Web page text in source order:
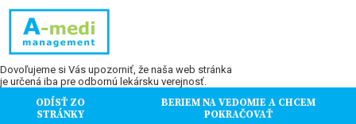
Dovoľujeme si Vás upozorniť, že naša web stránka
je určená iba pre odbornú lekársku verejnosť.
ODÍSŤ ZO
STRÁNKY
BERIEM NA VEDOMIE A CHCEM
POKRAČOVAŤ